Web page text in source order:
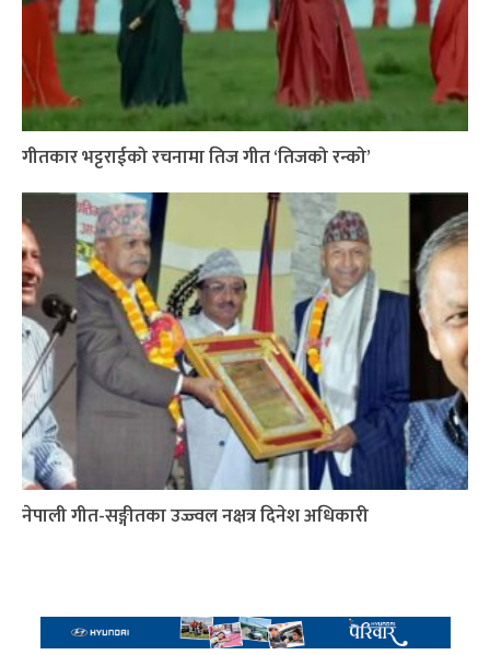
गीतकार भट्टराईको रचनामा तिज गीत ‘तिजको रन्को’
नेपाली गीत-सङ्गीतका उज्ज्वल नक्षत्र दिनेश अधिकारी